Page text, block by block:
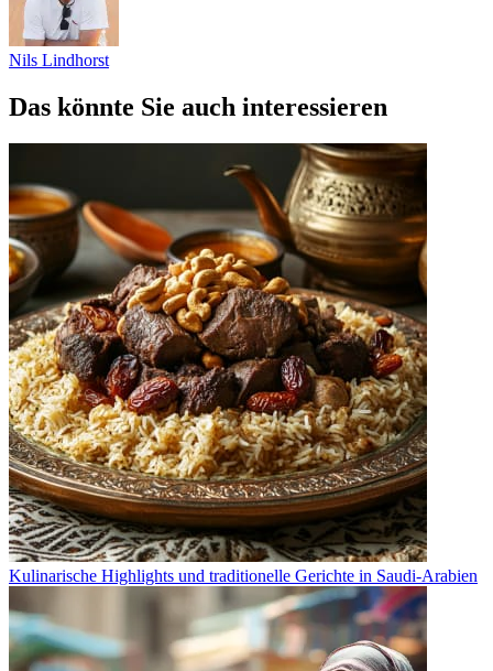
Nils Lindhorst
Das könnte Sie auch interessieren
Kulinarische Highlights und traditionelle Gerichte in Saudi-Arabien